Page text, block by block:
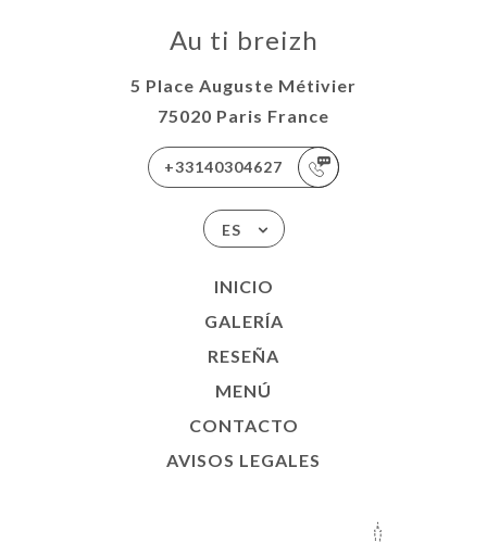
Au ti breizh
5 Place Auguste Métivier
75020 Paris France
+33140304627
ES
INICIO
GALERÍA
RESEÑA
MENÚ
CONTACTO
AVISOS LEGALES